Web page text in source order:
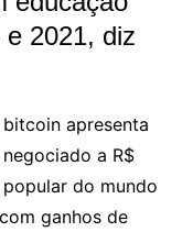
2021, diz
apresenta
a R$
do mundo
ganhos de